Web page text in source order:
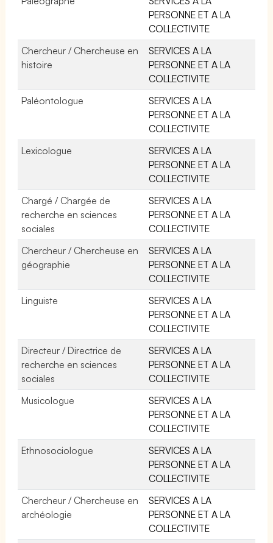
PERSONNE ET A LA
COLLECTIVITE
Chercheur / Chercheuse en
histoire
SERVICES A LA
PERSONNE ET A LA
COLLECTIVITE
Paléontologue
SERVICES A LA
PERSONNE ET A LA
COLLECTIVITE
Lexicologue
SERVICES A LA
PERSONNE ET A LA
COLLECTIVITE
Chargé / Chargée de
recherche en sciences
sociales
SERVICES A LA
PERSONNE ET A LA
COLLECTIVITE
Chercheur / Chercheuse en
géographie
SERVICES A LA
PERSONNE ET A LA
COLLECTIVITE
Linguiste
SERVICES A LA
PERSONNE ET A LA
COLLECTIVITE
Directeur / Directrice de
recherche en sciences
sociales
SERVICES A LA
PERSONNE ET A LA
COLLECTIVITE
Musicologue
SERVICES A LA
PERSONNE ET A LA
COLLECTIVITE
Ethnosociologue
SERVICES A LA
PERSONNE ET A LA
COLLECTIVITE
Chercheur / Chercheuse en
archéologie
SERVICES A LA
PERSONNE ET A LA
COLLECTIVITE